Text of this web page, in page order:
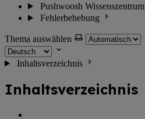
Pushwoosh Wissenszentrum
Fehlerbehebung
Thema auswählen
Inhaltsverzeichnis
Inhaltsverzeichnis